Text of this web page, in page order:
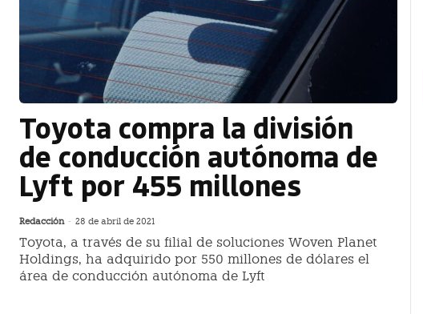
Toyota compra la división
de conducción autónoma de
Lyft por 455 millones
Redacción - 28 de abril de 2021
Toyota, a través de su filial de soluciones Woven Planet
Holdings, ha adquirido por 550 millones de dólares el
área de conducción autónoma de Lyft